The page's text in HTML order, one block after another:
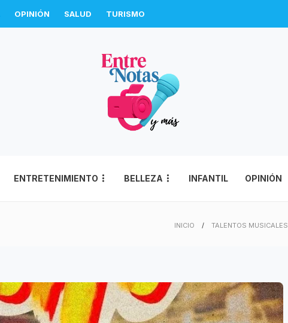
OPINIÓN SALUD TURISMO
ENTRETENIMIENTO BELLEZA INFANTIL OPINIÓN
INICIO TALENTOS MUSICALES